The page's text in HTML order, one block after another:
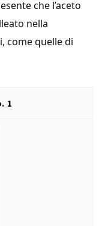
che l’aceto
nella
come quelle di
1